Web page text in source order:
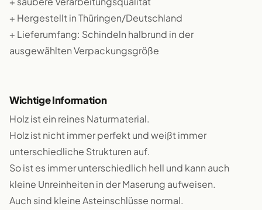
+ Hergestellt in Thüringen/Deutschland
+ Lieferumfang: Schindeln halbrund in der
ausgewählten Verpackungsgröße
Wichtige Information
Holz ist ein reines Naturmaterial.
Holz ist nicht immer perfekt und weißt immer
unterschiedliche Strukturen auf.
So ist es immer unterschiedlich hell und kann auch
kleine Unreinheiten in der Maserung aufweisen.
Auch sind kleine Asteinschlüsse normal.